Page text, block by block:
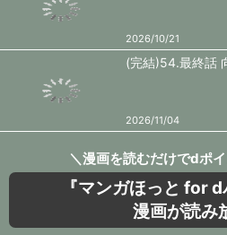
2026/10/21
(完結)54.最終話
2026/11/04
＼漫画を読むだけでdポ
『マンガほっと for d
漫画が読み